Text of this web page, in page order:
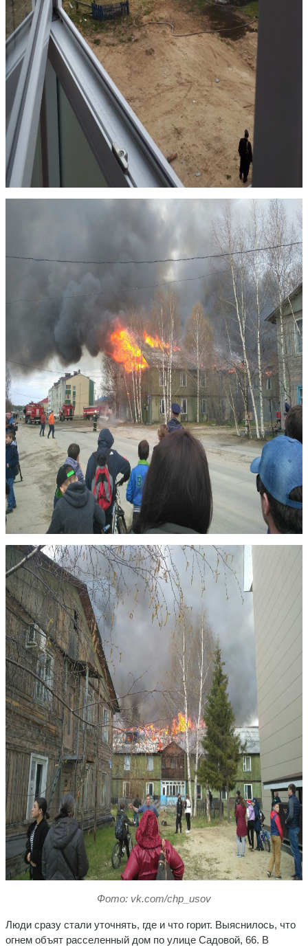
Фото: vk.com/chp_usov
Люди сразу стали уточнять, где и что горит. Выяснилось, что
огнем объят расселенный дом по улице Садовой, 66. В